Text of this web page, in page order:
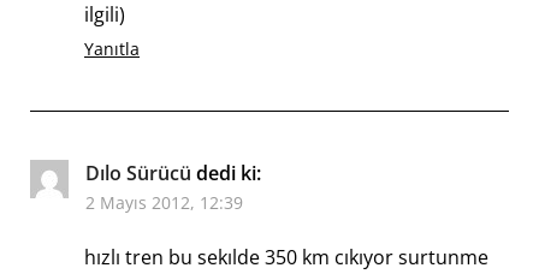
ilgili)
Yanıtla
Dılo Sürücü dedi ki:
2 Mayıs 2012, 12:39
hızlı tren bu sekılde 350 km cıkıyor surtunme